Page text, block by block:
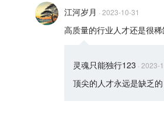
江河岁月 · 2023-10-31
高质量的行业人才还是很
灵魂只能独行123 · 2023-
顶尖的人才永远是缺乏